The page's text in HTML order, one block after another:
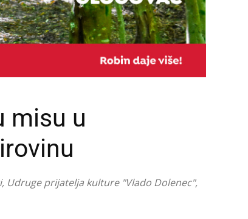
misu u
Udruge prijatelja kulture "Vlado Dolenec",